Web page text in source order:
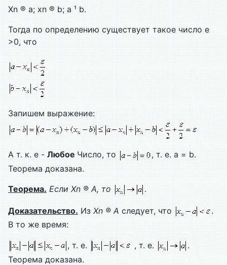
Xn ® a; xn ® b; a ¹ b.
Тогда по определению существует такое число e
>0, что
Запишем выражение:
А т. к. e - Любое Число, то
, т. е. a = b.
Теорема доказана.
Теорема. Если Xn ® A, то .
Доказательство. Из Xn ® A следует, что
.
В то же время:
, т. е. , т. е.
.
Теорема доказана.